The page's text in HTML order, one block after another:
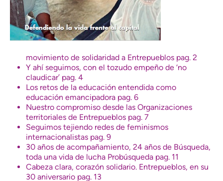
movimiento de solidaridad a Entrepueblos pag. 2
Y ahí seguimos, con el tozudo empeño de ‘no
claudicar’ pag. 4
Los retos de la educación entendida como
educación emancipadora pag. 6
Nuestro compromiso desde las Organizaciones
territoriales de Entrepueblos pag. 7
Seguimos tejiendo redes de feminismos
internacionalistas pag. 9
30 años de acompañamiento, 24 años de Búsqueda,
toda una vida de lucha Probúsqueda pag. 11
Cabeza clara, corazón solidario. Entrepueblos, en su
30 aniversario pag. 13